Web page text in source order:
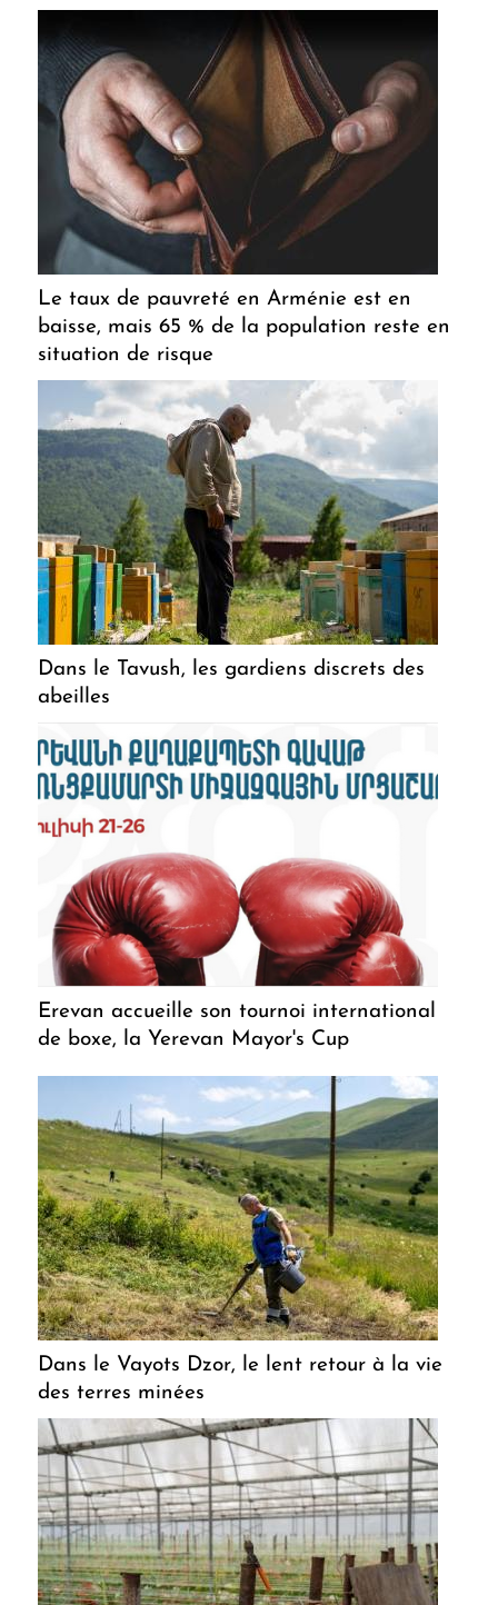
Le taux de pauvreté en Arménie est en
baisse, mais 65 % de la population reste en
situation de risque
Dans le Tavush, les gardiens discrets des
abeilles
Erevan accueille son tournoi international
de boxe, la Yerevan Mayor's Cup
Dans le Vayots Dzor, le lent retour à la vie
des terres minées